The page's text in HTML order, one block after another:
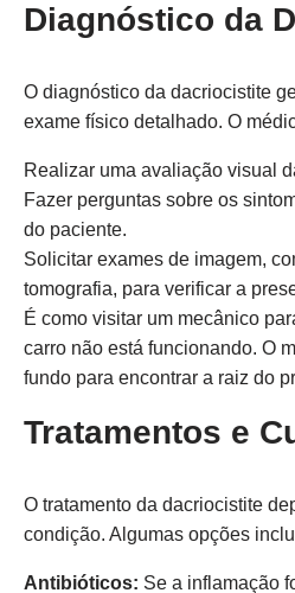
Diagnóstico da
O diagnóstico da dacriocistite
exame físico detalhado. O
Realizar uma avaliação visual
Fazer perguntas sobre os
do paciente.
Solicitar exames de imagem,
tomografia, para verificar a
É como visitar um mecânico
carro não está funcionando. O
fundo para encontrar a raiz do
Tratamentos e
O tratamento da dacriocistite
condição. Algumas opções
Antibióticos: Se a inflamação